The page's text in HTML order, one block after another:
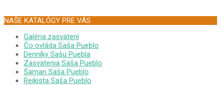
NAŠE KATALÓGY PRE VÁS
Galéria zasvätení
Čo ovláda Saša Pueblo
Denníky Sašu Puebla
Zasvätenia Saša Pueblo
Šaman Saša Pueblo
Reikista Saša Pueblo